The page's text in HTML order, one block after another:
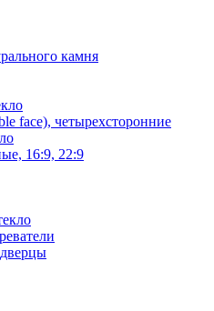
камня
face), четырехсторонние
16:9, 22:9